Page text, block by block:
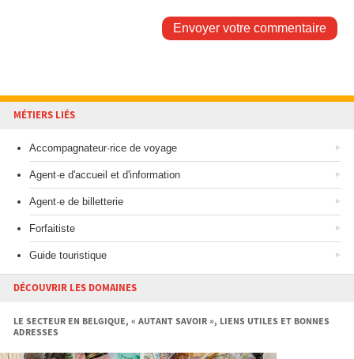
Envoyer votre commentaire
MÉTIERS LIÉS
Accompagnateur·rice de voyage
Agent·e d'accueil et d'information
Agent·e de billetterie
Forfaitiste
Guide touristique
DÉCOUVRIR LES DOMAINES
LE SECTEUR EN BELGIQUE, « AUTANT SAVOIR », LIENS UTILES ET BONNES
ADRESSES